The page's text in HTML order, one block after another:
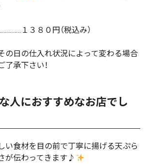
１３８０円（税込み）
の日の仕入れ状況によって変わる場合
承下さい！
人におすすめなお店でし
い食材を目の前で丁寧に揚げる天ぷら
が伝わってきます♪